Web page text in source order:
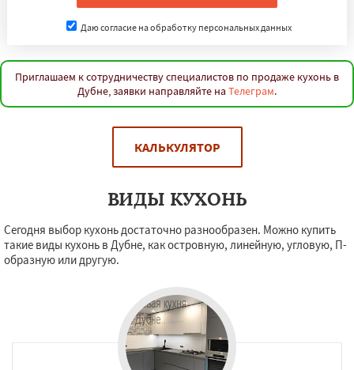
Даю согласие на обработку персональных данных
Приглашаем к сотрудничеству специалистов по продаже кухонь в
Дубне, заявки направляйте на Телеграм.
КАЛЬКУЛЯТОР
ВИДЫ КУХОНЬ
Сегодня выбор кухонь достаточно разнообразен. Можно купить
такие виды кухонь в Дубне, как островную, линейную, угловую, П-
образную или другую.